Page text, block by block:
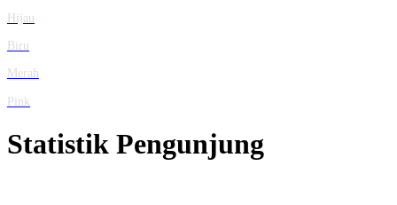
Hijau
Biru
Merah
Pink
Statistik Pengunjung